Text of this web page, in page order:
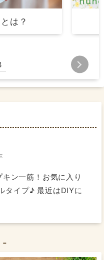
は？
ン一筋！お気に入り
タイプ♪ 最近はDIYに